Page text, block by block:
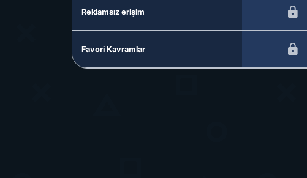
Reklamsız erişim
Favori Kavramlar